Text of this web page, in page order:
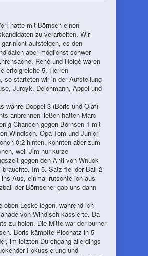
hatte mit Börnsen einen
zu verarbeiten. Wir
gar nicht aufsteigen, es den
aber möglichst schwer
René und Holgé waren
erfolgreiche 5. Herren
so starteten wir in der Aufstellung
Jurcyk, Deichmann, Appel und
wahre Doppel 3 (Boris und Olaf)
anbrennen ließen hatten Marc
Chancen gegen Börnsen 1 mit
Windisch. Opa Tom und Junior
0:2 hinten, konnten aber zum
weil Jim nur kurze
gegen den Anti von Wnuck
brauchte. Im 5. Satz fiel der Ball 2
Aus, einmal rutschte ich aus
der Börnsener gab uns dann
oben Leske legen, während ich
von Windisch kassierte. Da
zu holen. Die Mitte war der burner
Boris kämpfte Piochatz in 5
im letzten Durchgang allerdings
Fokussierung und